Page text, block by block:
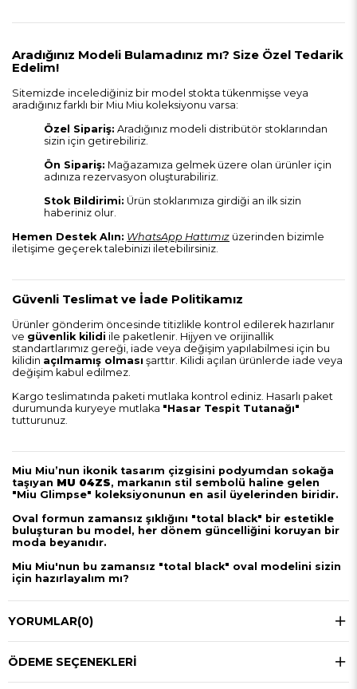
Aradığınız Modeli Bulamadınız mı? Size Özel Tedarik
Edelim!
Sitemizde incelediğiniz bir model stokta tükenmişse veya
aradığınız farklı bir Miu Miu koleksiyonu varsa:
Özel Sipariş: Aradığınız modeli distribütör stoklarından
sizin için getirebiliriz.
Ön Sipariş: Mağazamıza gelmek üzere olan ürünler için
adınıza rezervasyon oluşturabiliriz.
Stok Bildirimi: Ürün stoklarımıza girdiği an ilk sizin
haberiniz olur.
Hemen Destek Alın: WhatsApp Hattımız üzerinden bizimle
iletişime geçerek talebinizi iletebilirsiniz.
Güvenli Teslimat ve İade Politikamız
Ürünler gönderim öncesinde titizlikle kontrol edilerek hazırlanır
ve güvenlik kilidi ile paketlenir. Hijyen ve orijinallik
standartlarımız gereği, iade veya değişim yapılabilmesi için bu
kilidin açılmamış olması şarttır. Kilidi açılan ürünlerde iade veya
değişim kabul edilmez.
Kargo teslimatında paketi mutlaka kontrol ediniz. Hasarlı paket
durumunda kuryeye mutlaka "Hasar Tespit Tutanağı"
tutturunuz.
Miu Miu’nun ikonik tasarım çizgisini podyumdan sokağa
taşıyan MU 04ZS, markanın stil sembolü haline gelen
"Miu Glimpse" koleksiyonunun en asil üyelerinden biridir.
Oval formun zamansız şıklığını "total black" bir estetikle
buluşturan bu model, her dönem güncelliğini koruyan bir
moda beyanıdır.
Miu Miu'nun bu zamansız "total black" oval modelini sizin
için hazırlayalım mı?
YORUMLAR(0)
ÖDEME SEÇENEKLERI